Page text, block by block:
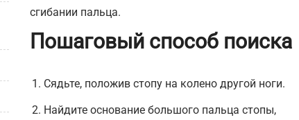
сгибании пальца.
Пошаговый способ поиска
Сядьте, положив стопу на колено другой ноги.
Найдите основание большого пальца стопы,